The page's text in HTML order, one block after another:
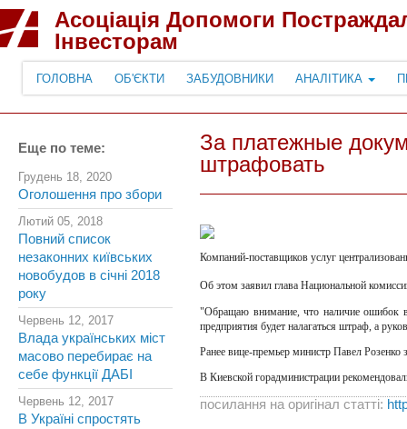
Асоціація Допомоги
Інвесторам
ГОЛОВНА ОБ'ЄКТИ ЗАБУДОВНИКИ АНАЛІТИКА
Еще по теме:
Грудень 18, 2020
Оголошення про збори
Лютий 05, 2018
Повний список
незаконних київських
новобудов в січні 2018
року
Червень 12, 2017
Влада українських міст
масово перебирає на
себе функції ДАБІ
Червень 12, 2017
В Україні спростять
За платежные
штрафовать
Компаний-поставщиков услуг
Об этом заявил глава Национальной
"Обращаю внимание, что наличие ошибок в
предприятия будет налагаться штраф, а
Ранее вице-премьер министр Павел Розенко
В Киевской горадминистрации
посилання на оригінал статті: